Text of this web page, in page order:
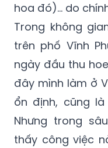
hoa đó)… do
Trong không
trên phố Vĩnh
ngày đầu thu
đây mình làm ở
ổn định, cũng
Nhưng trong
thấy công việc